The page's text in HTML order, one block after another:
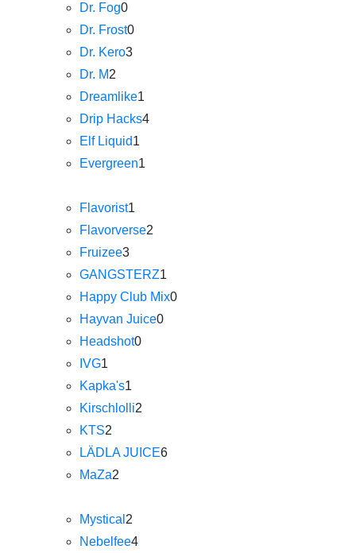
Dr. Fog0
Dr. Frost0
Dr. Kero3
Dr. M2
Dreamlike1
Drip Hacks4
Elf Liquid1
Evergreen1
Flavorist1
Flavorverse2
Fruizee3
GANGSTERZ1
Happy Club Mix0
Hayvan Juice0
Headshot0
IVG1
Kapka's1
Kirschlolli2
KTS2
LÄDLA JUICE6
MaZa2
Mystical 2
Nebelfee4